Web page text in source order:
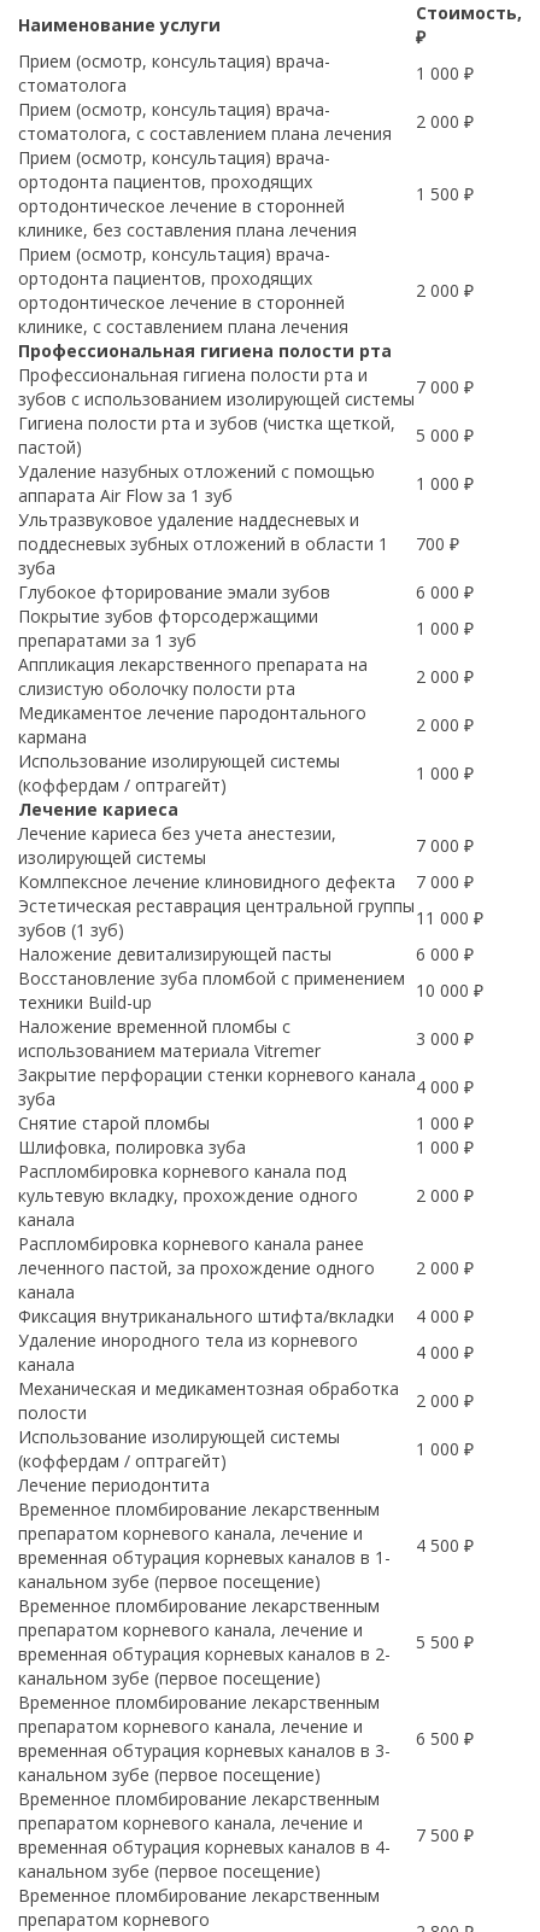
Наименование услуги
Стоимость,
₽
Прием (осмотр, консультация) врача-
стоматолога
1 000 ₽
Прием (осмотр, консультация) врача-
стоматолога, с составлением плана лечения
2 000 ₽
Прием (осмотр, консультация) врача-
ортодонта пациентов, проходящих
ортодонтическое лечение в сторонней
клинике, без составления плана лечения
1 500 ₽
Прием (осмотр, консультация) врача-
ортодонта пациентов, проходящих
ортодонтическое лечение в сторонней
клинике, с составлением плана лечения
2 000 ₽
Профессиональная гигиена полости рта
Профессиональная гигиена полости рта и
зубов с использованием изолирующей системы
7 000 ₽
Гигиена полости рта и зубов (чистка щеткой,
пастой)
5 000 ₽
Удаление назубных отложений с помощью
аппарата Air Flow за 1 зуб
1 000 ₽
Ультразвуковое удаление наддесневых и
поддесневых зубных отложений в области 1
зуба
700 ₽
Глубокое фторирование эмали зубов
6 000 ₽
Покрытие зубов фторсодержащими
препаратами за 1 зуб
1 000 ₽
Аппликация лекарственного препарата на
слизистую оболочку полости рта
2 000 ₽
Медикаментое лечение пародонтального
кармана
2 000 ₽
Использование изолирующей системы
(коффердам / оптрагейт)
1 000 ₽
Лечение кариеса
Лечение кариеса без учета анестезии,
изолирующей системы
7 000 ₽
Комлпексное лечение клиновидного дефекта
7 000 ₽
Эстетическая реставрация центральной группы
зубов (1 зуб)
11 000 ₽
Наложение девитализирующей пасты
6 000 ₽
Восстановление зуба пломбой с применением
техники Build-up
10 000 ₽
Наложение временной пломбы с
использованием материала Vitremer
3 000 ₽
Закрытие перфорации стенки корневого канала
зуба
4 000 ₽
Снятие старой пломбы
1 000 ₽
Шлифовка, полировка зуба
1 000 ₽
Распломбировка корневого канала под
культевую вкладку, прохождение одного
канала
2 000 ₽
Распломбировка корневого канала ранее
леченного пастой, за прохождение одного
канала
2 000 ₽
Фиксация внутриканального штифта/вкладки
4 000 ₽
Удаление инородного тела из корневого
канала
4 000 ₽
Механическая и медикаментозная обработка
полости
2 000 ₽
Использование изолирующей системы
(коффердам / оптрагейт)
1 000 ₽
Лечение периодонтита
Временное пломбирование лекарственным
препаратом корневого канала, лечение и
временная обтурация корневых каналов в 1-
канальном зубе (первое посещение)
4 500 ₽
Временное пломбирование лекарственным
препаратом корневого канала, лечение и
временная обтурация корневых каналов в 2-
канальном зубе (первое посещение)
5 500 ₽
Временное пломбирование лекарственным
препаратом корневого канала, лечение и
временная обтурация корневых каналов в 3-
канальном зубе (первое посещение)
6 500 ₽
Временное пломбирование лекарственным
препаратом корневого канала, лечение и
временная обтурация корневых каналов в 4-
канальном зубе (первое посещение)
7 500 ₽
Временное пломбирование лекарственным
препаратом корневого